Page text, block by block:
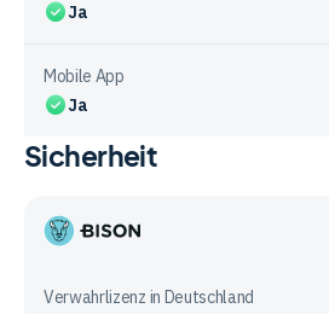
Ja
Mobile App
Ja
Vergleichstabelle
Funktionen
bei
Anbietern
Sicherheit
Verwahrlizenz in Deutschland